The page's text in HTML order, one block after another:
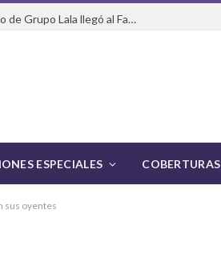
Del packaging a la pasarela: cómo GoLALAzo de Grupo Lala llegó al Fashion Week de México
ESPECIALES COBERTURAS
sus oyentes